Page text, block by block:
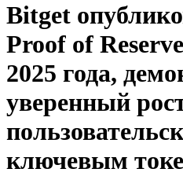
Bitget
Proof of
2025 года,
уверенный
ключевым